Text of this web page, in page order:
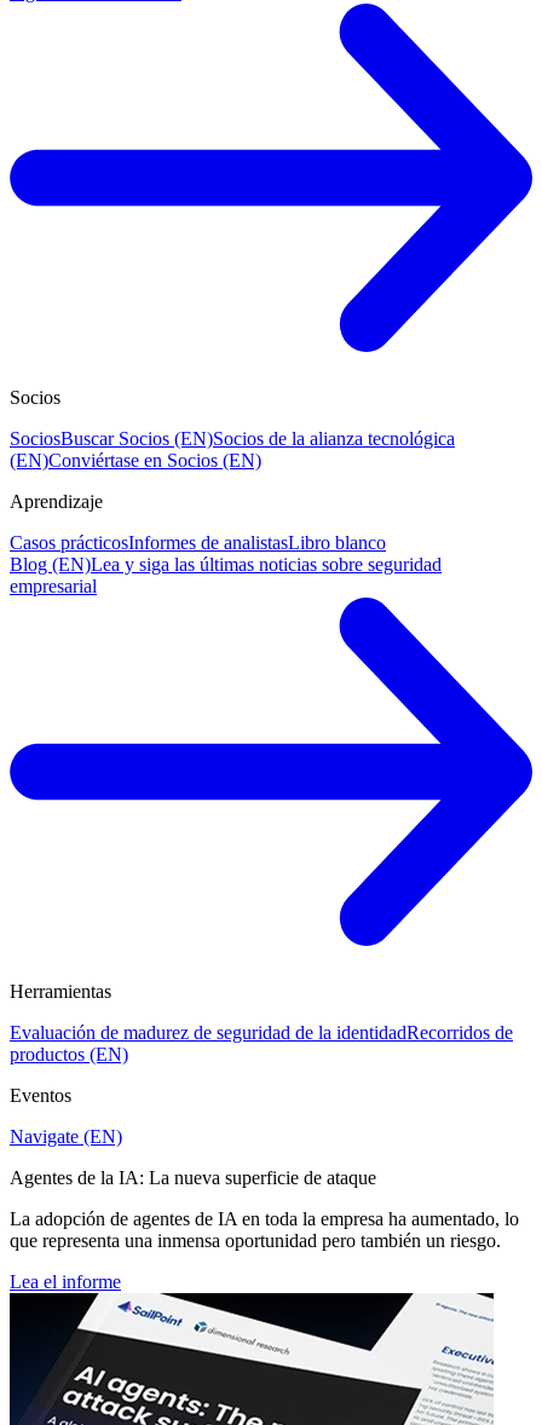
Socios
SociosBuscar Socios (EN)Socios de la alianza tecnológica
(EN)Conviértase en Socios (EN)
Aprendizaje
Casos prácticosInformes de analistasLibro blanco
Blog (EN)Lea y siga las últimas noticias sobre seguridad
empresarial
Herramientas
Evaluación de madurez de seguridad de la identidadRecorridos de
productos (EN)
Eventos
Navigate (EN)
Agentes de la IA: La nueva superficie de ataque
La adopción de agentes de IA en toda la empresa ha aumentado, lo
que representa una inmensa oportunidad pero también un riesgo.
Lea el informe